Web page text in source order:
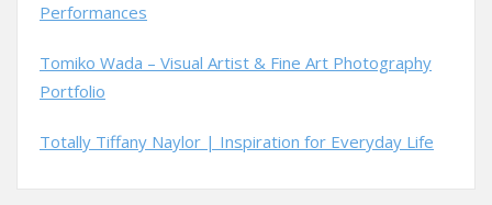
Performances
Tomiko Wada – Visual Artist & Fine Art Photography
Portfolio
Totally Tiffany Naylor | Inspiration for Everyday Life